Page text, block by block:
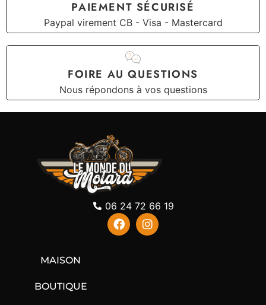
PAIEMENT SÉCURISÉ
Paypal virement CB - Visa - Mastercard
FOIRE AU QUESTIONS
Nous répondons à vos questions
06 24 72 66 19
MAISON
BOUTIQUE